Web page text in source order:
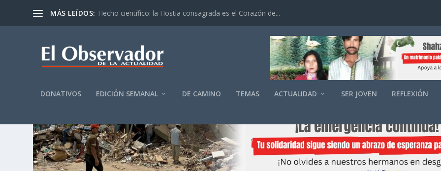
MÁS LEÍDOS: Hecho científico: la Hostia consagrada es el Corazón de...
DONATIVOS EDICIÓN SEMANAL DE CAMINO TEMAS ACTUALIDAD SER JOVEN REFLEXIÓN